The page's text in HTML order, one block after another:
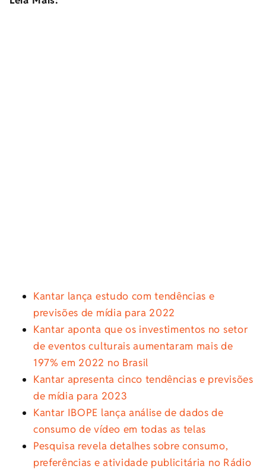
Kantar lança estudo com tendências e
previsões de mídia para 2022
Kantar aponta que os investimentos no setor
de eventos culturais aumentaram mais de
197% em 2022 no Brasil
Kantar apresenta cinco tendências e previsões
de mídia para 2023
Kantar IBOPE lança análise de dados de
consumo de vídeo em todas as telas
Pesquisa revela detalhes sobre consumo,
preferências e atividade publicitária no Rádio